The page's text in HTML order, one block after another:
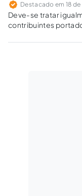
Destacado em 18 de
Deve-se tratar
contribuintes
rendimentos.